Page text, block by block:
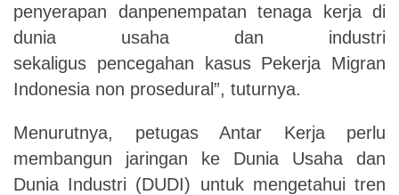
penyerapan danpenempatan tenaga kerja di
dunia usaha dan industri
sekaligus pencegahan kasus Pekerja Migran
Indonesia non prosedural”, tuturnya.
Menurutnya, petugas Antar Kerja perlu
membangun jaringan ke Dunia Usaha dan
Dunia Industri (DUDI) untuk mengetahui tren